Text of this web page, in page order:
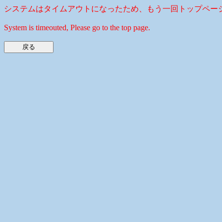
システムはタイムアウトになったため、もう一回トップペー
System is timeouted, Please go to the top page.